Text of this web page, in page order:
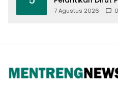
Batusangkar,
7 Agustus 2026 0